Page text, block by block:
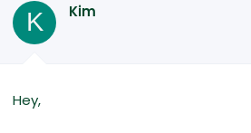
K Kim
Hey,